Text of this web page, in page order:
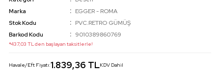
Marka
EGGER - ROMA
Stok Kodu
PVC.RETRO GÜMÜŞ
Barkod Kodu
9010389860769
*437,03 TL den başlayan taksitlerle!
Havale/Eft Fiyatı:1.839,36 TLKDV Dahil